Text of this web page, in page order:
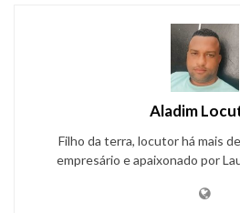
Aladim
Filho da terra, locutor há mais
empresário e apaixonado por